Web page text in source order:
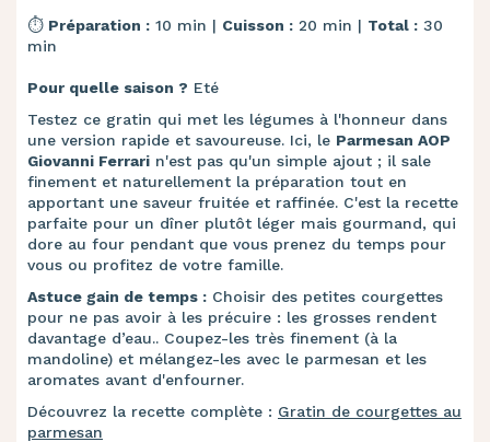
⏱️ Préparation : 10 min | Cuisson : 20 min | Total : 30
min
Pour quelle saison ? Eté
Testez ce gratin qui met les légumes à l'honneur dans
une version rapide et savoureuse. Ici, le Parmesan AOP
Giovanni Ferrari n'est pas qu'un simple ajout ; il sale
finement et naturellement la préparation tout en
apportant une saveur fruitée et raffinée. C'est la recette
parfaite pour un dîner plutôt léger mais gourmand, qui
dore au four pendant que vous prenez du temps pour
vous ou profitez de votre famille.
Astuce gain de temps : Choisir des petites courgettes
pour ne pas avoir à les précuire : les grosses rendent
davantage d’eau.. Coupez-les très finement (à la
mandoline) et mélangez-les avec le parmesan et les
aromates avant d'enfourner.
Découvrez la recette complète : Gratin de courgettes au
parmesan